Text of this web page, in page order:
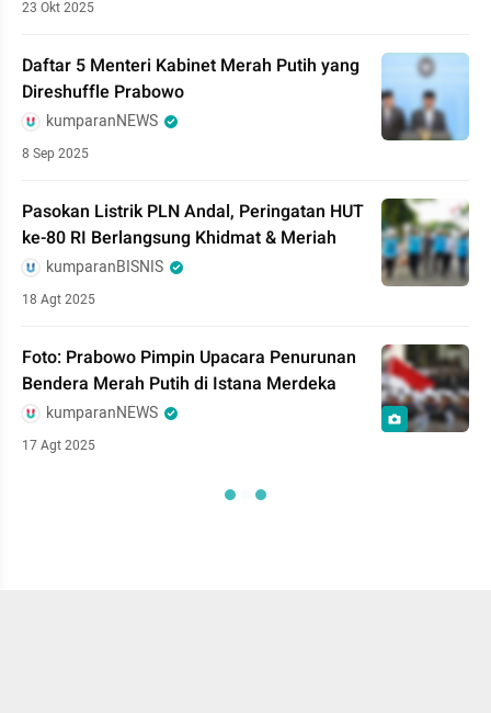
23 Okt 2025
Daftar 5 Menteri Kabinet Merah Putih yang
Direshuffle Prabowo
kumparanNEWS
8 Sep 2025
Pasokan Listrik PLN Andal, Peringatan HUT
ke-80 RI Berlangsung Khidmat & Meriah
kumparanBISNIS
18 Agt 2025
Foto: Prabowo Pimpin Upacara Penurunan
Bendera Merah Putih di Istana Merdeka
kumparanNEWS
17 Agt 2025